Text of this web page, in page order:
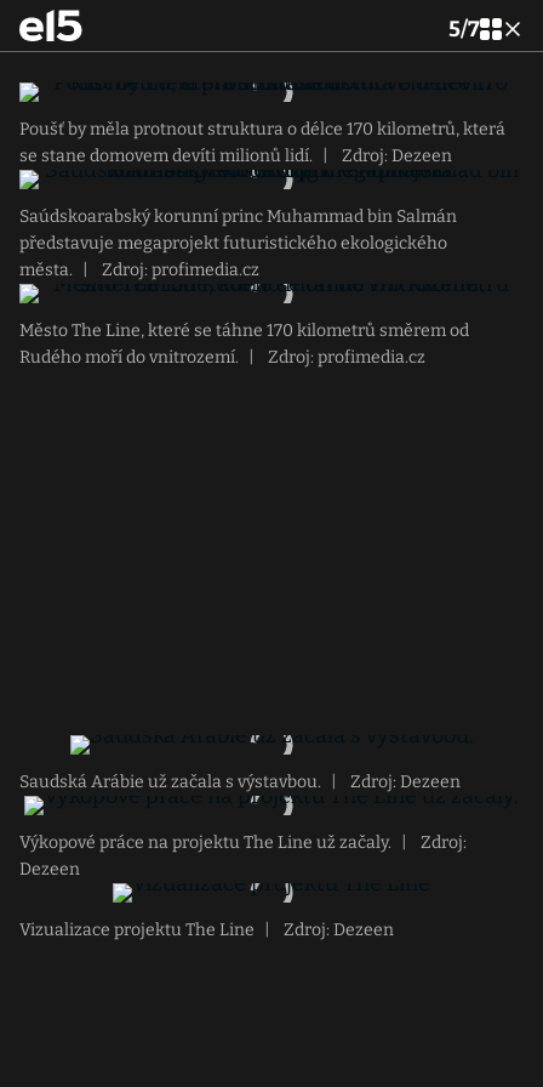
5/7
Poušť by měla protnout struktura o délce 170 kilometrů, která
se stane domovem devíti milionů lidí.
Zdroj: Dezeen
Saúdskoarabský korunní princ Muhammad bin Salmán
představuje megaprojekt futuristického ekologického
města.
Zdroj: profimedia.cz
Město The Line, které se táhne 170 kilometrů směrem od
Rudého moří do vnitrozemí.
Zdroj: profimedia.cz
Saudská Arábie už začala s výstavbou. Zdroj: Dezeen
Výkopové práce na projektu The Line už začaly.
Zdroj:
Dezeen
Vizualizace projektu The Line Zdroj: Dezeen